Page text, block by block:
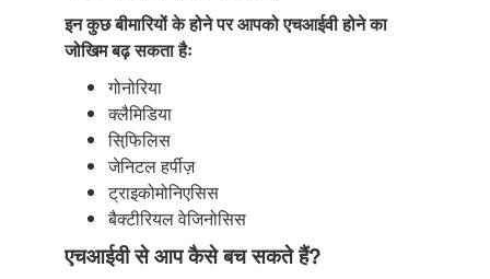
इन कुछ बीमारियों के होने पर आपको एचआईवी होने का
जोखिम बढ़ सकता हैः
गोनोरिया
क्लैमिडिया
सिफि़लिस
जेनिटल हर्पीज़
ट्राइकोमोनिएसिस
बैक्टीरियल वेजिनोसिस
एचआईवी से आप कैसे बच सकते हैं?